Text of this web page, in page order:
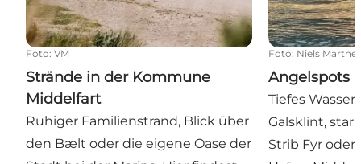
Foto: VM
Strände in der Kommune
Middelfart
Ruhiger Familienstrand, Blick über
den Bælt oder die eigene Oase der
Foto: Niels Martner
Angelspots
Tiefes
Galsklint,
Strib Fyr